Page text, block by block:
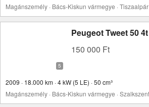
Magánszemély · Bács-Kiskun vármegye · Tiszaalpár
Peugeot Tweet 50 4t
150 000 Ft
2009 · 18.000 km · 4 kW (5 LE) · 50 cm³
Magánszemély · Bács-Kiskun vármegye ·